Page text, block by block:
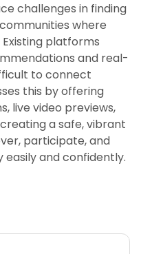
challenges in finding
where
platforms
and real-
to connect
this by offering
live video previews,
a safe, vibrant
participate, and
and confidently.